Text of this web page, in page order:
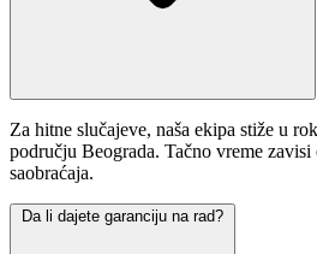
Za hitne slučajeve, naša ekipa stiže u
području Beograda. Tačno vreme
saobraćaja.
Da li dajete garanciju na rad?